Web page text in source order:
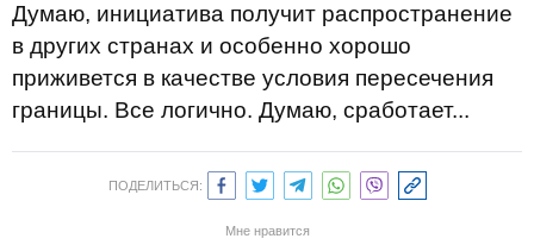
Думаю, инициатива получит распространение
в других странах и особенно хорошо
приживется в качестве условия пересечения
границы. Все логично. Думаю, сработает...
ПОДЕЛИТЬСЯ:
Мне нравится